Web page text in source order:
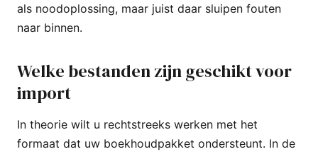
als noodoplossing, maar juist daar sluipen fouten
naar binnen.
Welke bestanden zijn geschikt voor
import
In theorie wilt u rechtstreeks werken met het
formaat dat uw boekhoudpakket ondersteunt. In de